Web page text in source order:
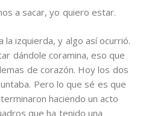
a sacar, yo quiero estar.
izquierda, y algo así ocurrió.
dándole coramina, eso que
de corazón. Hoy los dos
Pero lo que sé es que
haciendo un acto
que ha tenido una